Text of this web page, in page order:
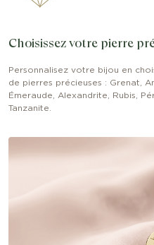
Choisissez votre pierre
Personnalisez votre bijou en
de pierres précieuses : Grenat,
Émeraude, Alexandrite, Rubis,
Tanzanite.